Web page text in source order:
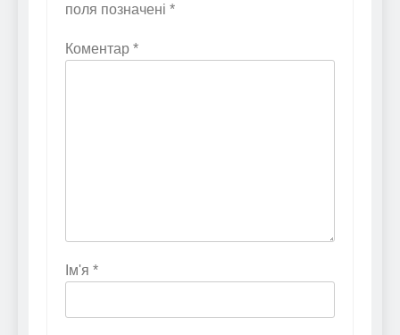
поля позначені *
Коментар *
Ім'я *